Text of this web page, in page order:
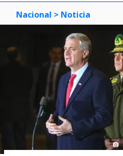
Nacional > Noticia